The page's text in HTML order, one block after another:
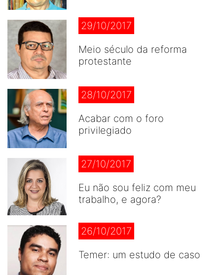
29/10/2017
Meio século da reforma
protestante
28/10/2017
Acabar com o foro
privilegiado
27/10/2017
Eu não sou feliz com meu
trabalho, e agora?
26/10/2017
Temer: um estudo de caso